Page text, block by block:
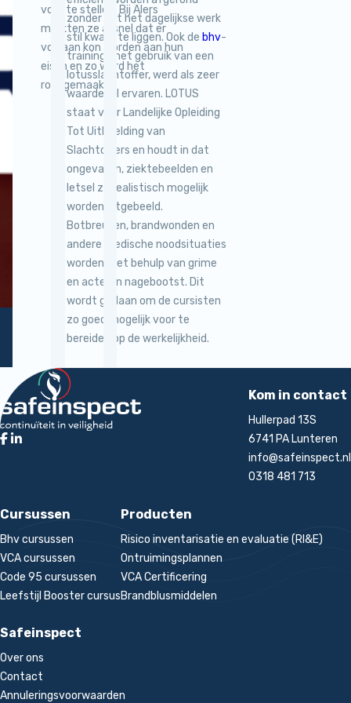
voor te stellen. Bij Alers
merkten ze al snel dat er
voldaan kon worden aan hun
eisen en zo werd het
rondgemaakt.
zonder dat het dagelijkse werk
stil kwam te liggen. Ook de bhv-
training, met gebruik van een
lotusslachtoffer, werd als zeer
waardevol ervaren. LOTUS
staat voor Landelijke Opleiding
Tot Uitbeelding van
Slachtoffers en houdt in dat
ongevallen, ziektebeelden en
letsel zo realistisch mogelijk
worden uitgebeeld.
Botbreuken, brandwonden en
andere medische noodsituaties
worden met behulp van grime
en acteren nagebootst. Dit
wordt gedaan om de cursisten
zo goed mogelijk voor te
bereiden op de werkelijkheid.
Terug naar de startpagina
Kom in contact
Hullerpad 13S
6741 PA Lunteren
info@safeinspect.nl
0318 481 713
Cursussen
Bhv cursussen
VCA cursussen
Code 95 cursussen
Leefstijl Booster cursus
Producten
Risico inventarisatie en evaluatie (RI&E)
Ontruimingsplannen
VCA Certificering
Brandblusmiddelen
Safeinspect
Over ons
Contact
Annuleringsvoorwaarden